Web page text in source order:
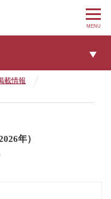
MENU
載情報
年）